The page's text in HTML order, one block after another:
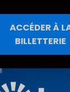
ACCÉDER À
BILLETTERIE